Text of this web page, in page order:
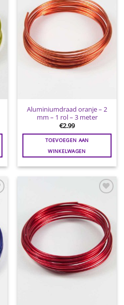
wenslijst
Aluminiumdraad oranje – 2
mm – 1 rol – 3 meter
€2.99
TOEVOEGEN AAN
WINKELWAGEN
aan
wenslijst